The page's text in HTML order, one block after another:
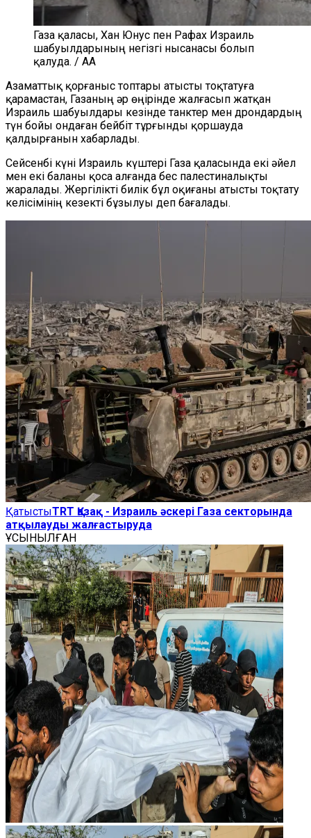
Газа қаласы, Хан Юнус пен Рафах Израиль
шабуылдарының негізгі нысанасы болып
қалуда. / AA
Азаматтық қорғаныс топтары атысты тоқтатуға
қарамастан, Газаның әр өңірінде жалғасып жатқан
Израиль шабуылдары кезінде танктер мен дрондардың
түн бойы ондаған бейбіт тұрғынды қоршауда
қалдырғанын хабарлады.
Сейсенбі күні Израиль күштері Газа қаласында екі әйел
мен екі баланы қоса алғанда бес палестиналықты
жаралады. Жергілікті билік бұл оқиғаны атысты тоқтату
келісімінің кезекті бұзылуы деп бағалады.
ҚатыстыTRT Қазақ - Израиль әскері Газа секторында
атқылауды жалғастыруда
ҰСЫНЫЛҒАН